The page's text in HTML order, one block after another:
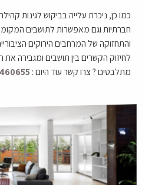
כמו כן, ניכרת עלייה בביקוש לגינות
חברתיות וגם מאפשרות לתושבים
והתחזוקה של המרחבים הירוקים
לחיזוק הקשרים בין תושבים ומגבירה
מתלבטים ? צרו קשר עוד היום :